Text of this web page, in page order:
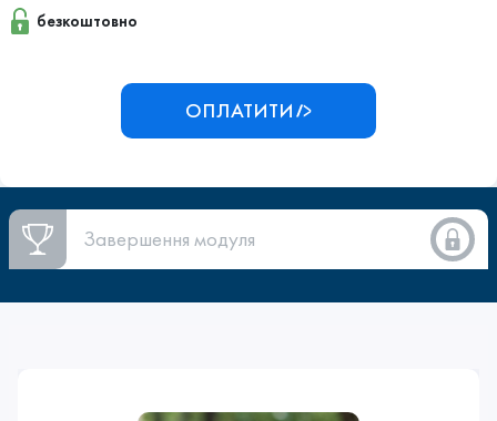
безкоштовно
ОПЛАТИТИ
Завершення модуля